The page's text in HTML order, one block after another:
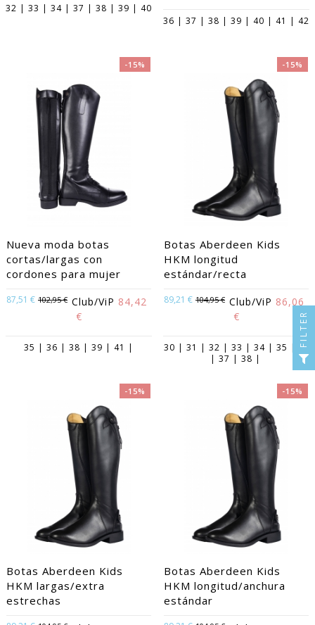
32 | 33 | 34 | 37 | 38 | 39 | 40
36 | 37 | 38 | 39 | 40 | 41 | 42
-15%
Nueva moda botas
cortas/largas con
cordones para mujer
87,51 € 102,95 € Club/ViP 84,42
€
35 | 36 | 38 | 39 | 41 |
-15%
Botas Aberdeen Kids
HKM longitud
estándar/recta
89,21 € 104,95 € Club/ViP 86,06
€
30 | 31 | 32 | 33 | 34 | 35 | 36
| 37 | 38 |
-15%
Botas Aberdeen Kids
HKM largas/extra
estrechas
-15%
Botas Aberdeen Kids
HKM longitud/anchura
estándar
FILTER